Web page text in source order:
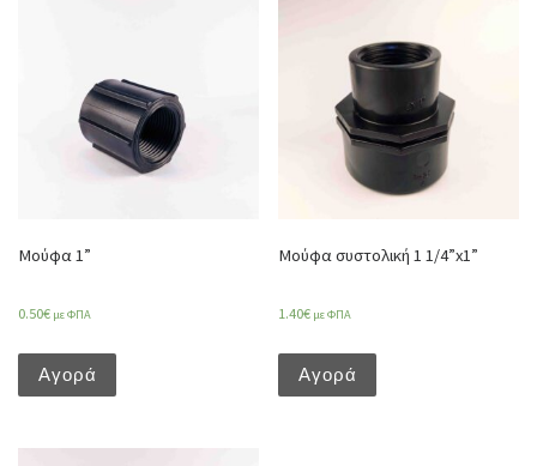
Μούφα 1”
0.50€ με ΦΠΑ
Αγορά
Μούφα συστολική 1 1/4”x1”
1.40€ με ΦΠΑ
Αγορά